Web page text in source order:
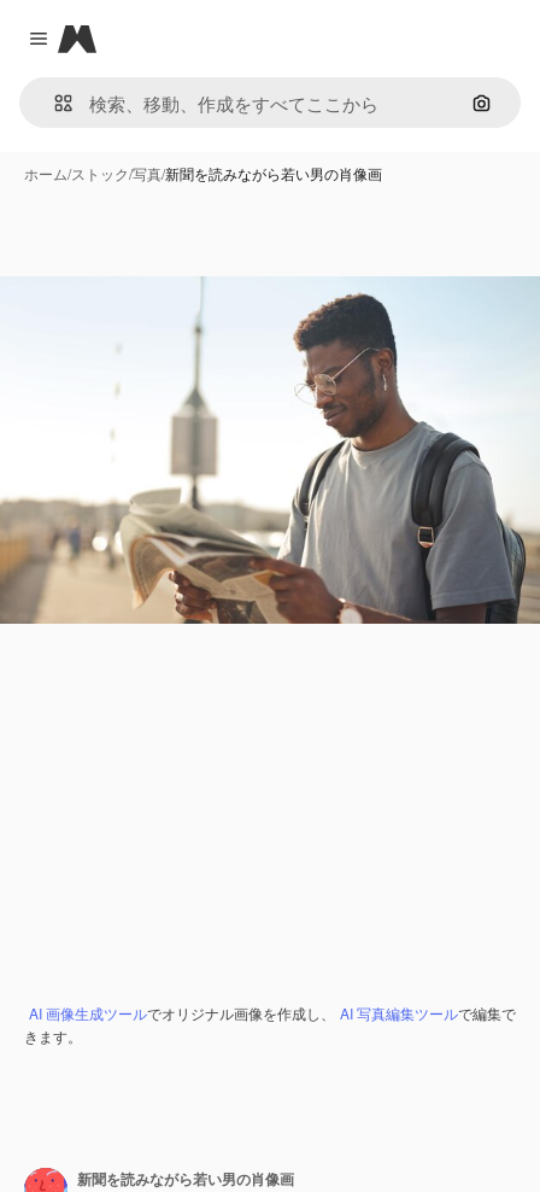
Close menu
Magnific
画像で
ホーム/ストック/写真/新聞を読みながら若い男の肖像画
AI 画像生成ツールでオリジナル画像を作成し、 AI 写真編集ツールで編集で
きます。
新聞を読みながら若い男の肖像画